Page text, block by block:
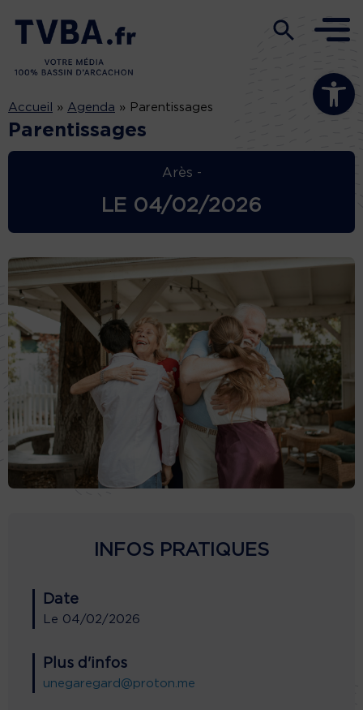
Ouvrir la
Accueil » Agenda » Parentissages
Parentissages
Arès -
LE 04/02/2026
INFOS PRATIQUES
Date
Le 04/02/2026
Plus d'infos
unegaregard@proton.me